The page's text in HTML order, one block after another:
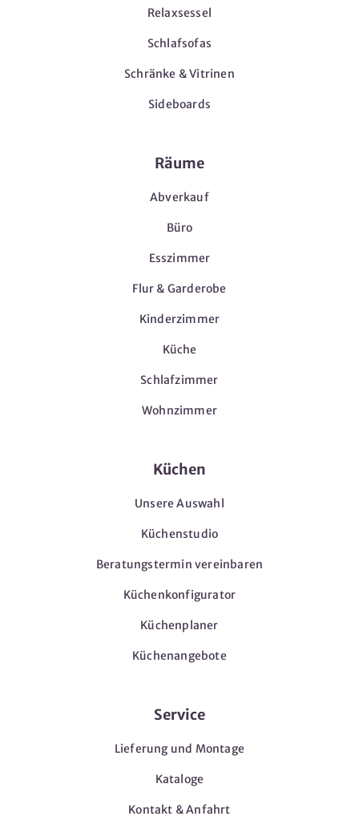
Relaxsessel
Schlafsofas
Schränke & Vitrinen
Sideboards
Räume
Abverkauf
Büro
Esszimmer
Flur & Garderobe
Kinderzimmer
Küche
Schlafzimmer
Wohnzimmer
Küchen
Unsere Auswahl
Küchenstudio
Beratungstermin vereinbaren
Küchenkonfigurator
Küchenplaner
Küchenangebote
Service
Lieferung und Montage
Kataloge
Kontakt & Anfahrt